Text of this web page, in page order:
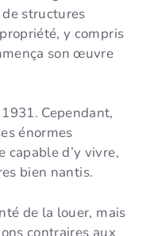
de structures
y compris
son œuvre
Cependant,
énormes
capable d’y vivre,
bien nantis.
de la louer, mais